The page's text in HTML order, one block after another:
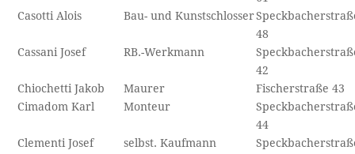
Casotti Alois
Bau- und Kunstschlosser
48
Cassani Josef
RB.-Werkmann
42
Chiochetti Jakob
Maurer
Fischerstraße 43
Cimadom Karl
Monteur
44
Clementi Josef
selbst. Kaufmann